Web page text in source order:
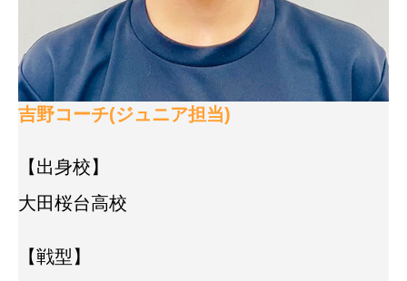
吉野コーチ(ジュニア担当)
【出身校】
大田桜台高校
【戦型】